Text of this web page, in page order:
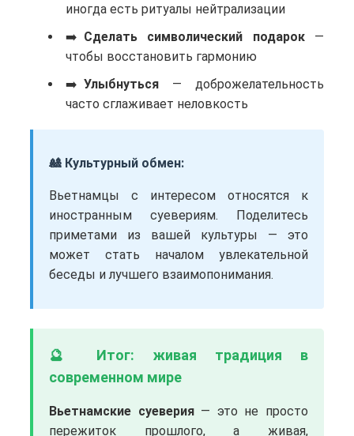
иногда есть ритуалы нейтрализации
Сделать символический подарок—
чтобы восстановить гармонию
Улыбнуться — доброжелательность
часто сглаживает неловкость
🎎 Культурный обмен:
Вьетнамцы с интересом относятся к
иностранным суевериям. Поделитесь
приметами из вашей культуры — это
может стать началом увлекательной
беседы и лучшего взаимопонимания.
🔮 Итог: живая традиция в
современном мире
Вьетнамские суеверия— это не просто
пережиток прошлого, а живая,